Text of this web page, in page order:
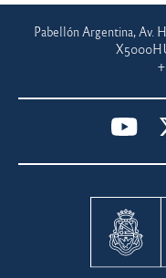
Pabellón Argentina, Av.